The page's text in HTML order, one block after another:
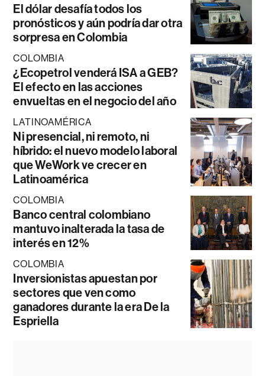
El dólar desafía todos los
pronósticos y aún podría dar otra
sorpresa en Colombia
COLOMBIA
¿Ecopetrol venderá ISA a GEB?
El efecto en las acciones
envueltas en el negocio del año
LATINOAMÉRICA
Ni presencial, ni remoto, ni
híbrido: el nuevo modelo laboral
que WeWork ve crecer en
Latinoamérica
COLOMBIA
Banco central colombiano
mantuvo inalterada la tasa de
interés en 12%
COLOMBIA
Inversionistas apuestan por
sectores que ven como
ganadores durante la era De la
Espriella